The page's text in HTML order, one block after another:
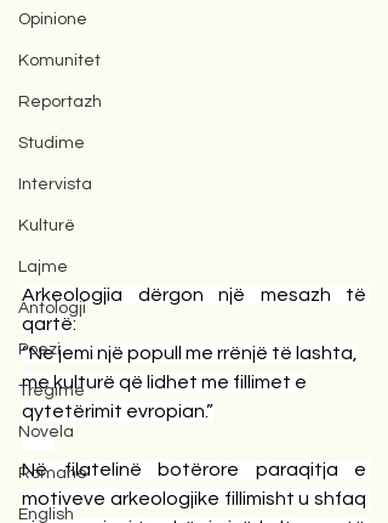
Opinione
Komunitet
Reportazh
Studime
Intervista
Kulturë
Lajme
Antologji
Poezi
Tregime
Novela
Romane
English
Arkeologjia dërgon një mesazh të
qartë:
“Ne jemi një popull me rrënjë të lashta,
me kulturë që lidhet me fillimet e
qytetërimit evropian.”
Në filatelinë botërore paraqitja e
motiveve arkeologjike fillimisht u shfaq